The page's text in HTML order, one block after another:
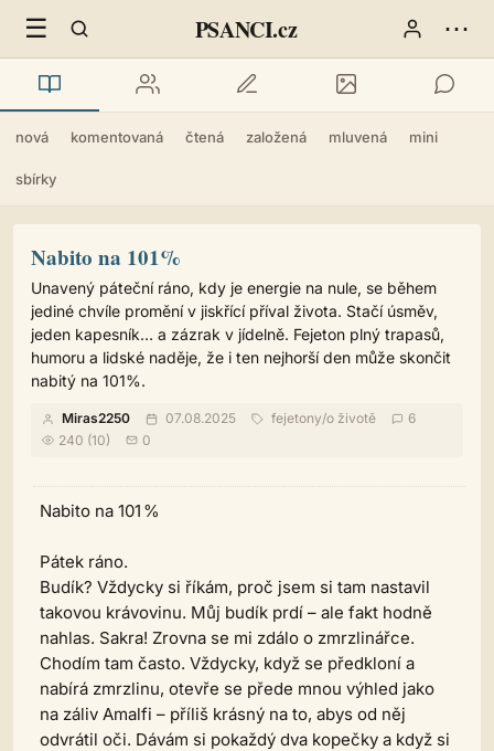
☰ PSANCI.cz ⋯
nová komentovaná čtená založená mluvená mini
sbírky
Nabito na 101%
Unavený páteční ráno, kdy je energie na nule, se během
jediné chvíle promění v jiskřící příval života. Stačí úsměv,
jeden kapesník… a zázrak v jídelně. Fejeton plný trapasů,
humoru a lidské naděje, že i ten nejhorší den může skončit
nabitý na 101%.
Miras2250 07.08.2025 fejetony/o životě
6
240 (10)
0
Nabito na 101 %
Pátek ráno.
Budík? Vždycky si říkám, proč jsem si tam nastavil
takovou krávovinu. Můj budík prdí – ale fakt hodně
nahlas. Sakra! Zrovna se mi zdálo o zmrzlinářce.
Chodím tam často. Vždycky, když se předkloní a
nabírá zmrzlinu, otevře se přede mnou výhled jako
na záliv Amalfi – příliš krásný na to, abys od něj
odvrátil oči. Dávám si pokaždý dva kopečky a když si